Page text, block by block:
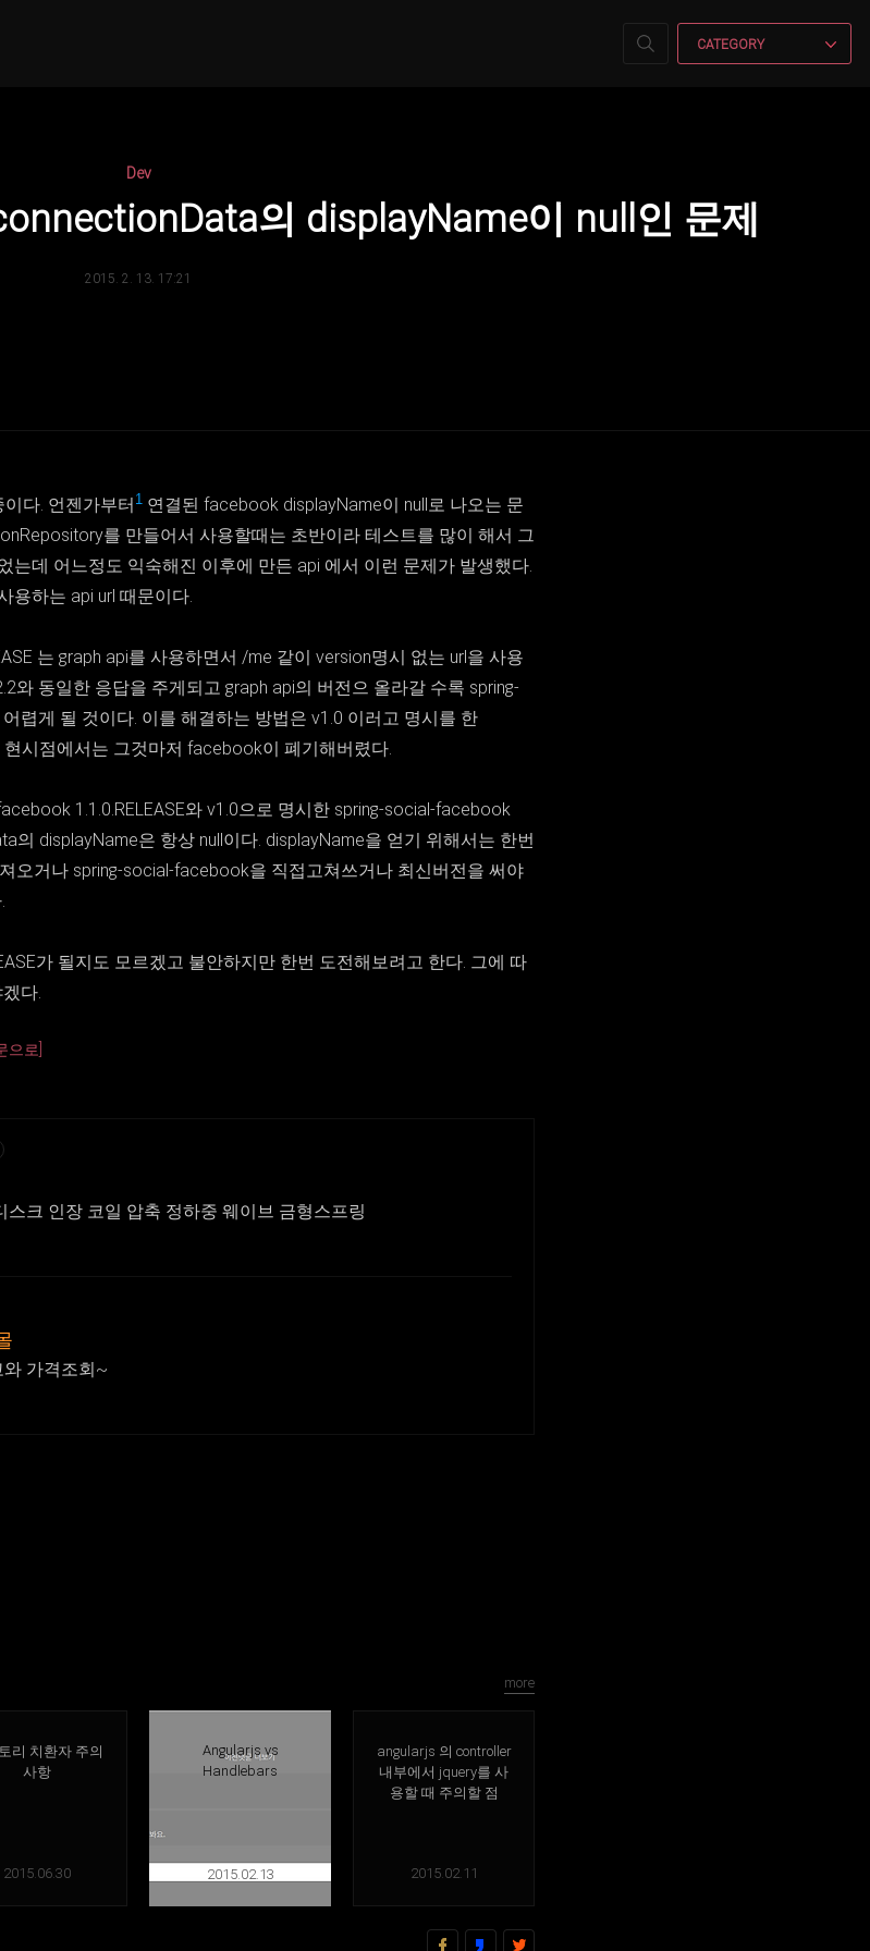
CATEGORY
Dev
의 displayName이 null인 문제
2015. 2. 13. 17:21
다. 언젠가부터 1 연결된 facebook displayName이 null로 나오는 문
를 만들어서 사용할때는 초반이라 테스트를 많이 해서 그
는데 어느정도 익숙해진 이후에 만든 api 에서 이런 문제가 발생했다.
용하는 api url 때문이다.
는 graph api를 사용하면서 /me 같이 version명시 없는 url을 사용
와 동일한 응답을 주게되고 graph api의 버전으 올라갈 수록 spring-
렵게 될 것이다. 이를 해결하는 방법은 v1.0 이러고 명시를 한
현시점에서는 그것마저 facebook이 폐기해버렸다.
1.1.0.RELEASE와 v1.0으로 명시한 spring-social-facebook
의 displayName은 항상 null이다. displayName을 얻기 위해서는 한번
오거나 spring-social-facebook을 직접고쳐쓰거나 최신버전을 써야
가 될지도 모르겠고 불안하지만 한번 도전해보려고 한다. 그에 따
다.
으로]
크 인장 코일 압축 정하중 웨이브 금형스프링
와 가격조회~
리 치환자 주의
사항
2015.06.30
Angularjs vs
Handlebars
2015.02.13
angularjs 의 controller
내부에서 jquery를 사
용할 때 주의할 점
2015.02.11
more